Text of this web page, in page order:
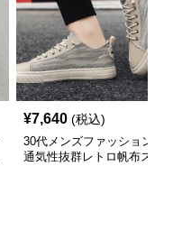
¥7,640 (税込)
30代メンズファッション
通気性抜群レトロ帆布ス